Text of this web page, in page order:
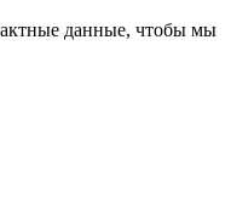
данные, чтобы мы